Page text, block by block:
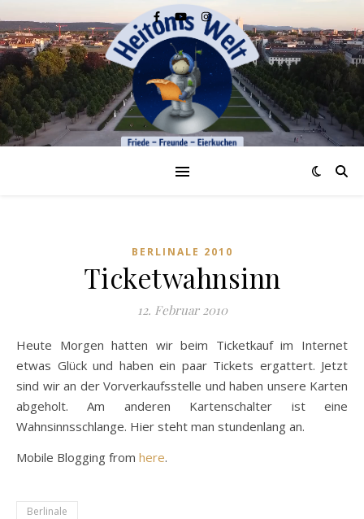
BERLINALE 2010
Ticketwahnsinn
12. Februar 2010
Heute Morgen hatten wir beim Ticketkauf im Internet
etwas Glück und haben ein paar Tickets ergattert. Jetzt
sind wir an der Vorverkaufsstelle und haben unsere Karten
abgeholt. Am anderen Kartenschalter ist eine
Wahnsinnsschlange. Hier steht man stundenlang an.
Mobile Blogging from here.
Berlinale